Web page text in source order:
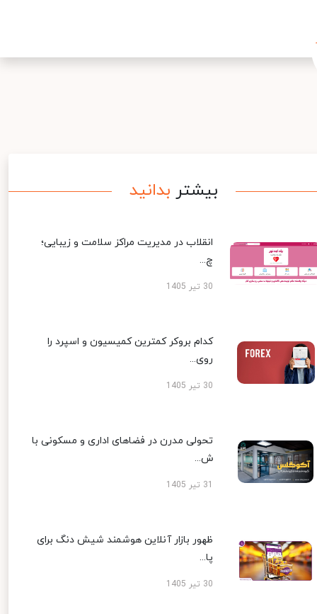
بیشتر بدانید
انقلاب در مدیریت مراکز سلامت و زیبایی؛
چ...
30 تیر 1405
کدام بروکر کمترین کمیسیون و اسپرد را
روی...
30 تیر 1405
تحولی مدرن در فضاهای اداری و مسکونی با
ش...
ظهور بازار آنلاین هوشمند شیش دنگ برای
پا...
30 تیر 1405